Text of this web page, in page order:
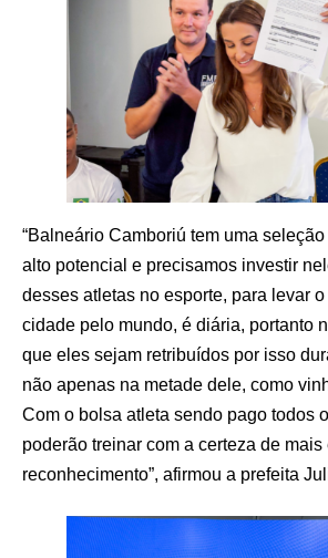
“Balneário Camboriú tem uma
alto potencial e precisamos investir
desses atletas no esporte, para levar
cidade pelo mundo, é diária, portanto
que eles sejam retribuídos por isso
não apenas na metade dele, como
Com o bolsa atleta sendo pago todos
poderão treinar com a certeza de
reconhecimento”, afirmou a prefeita